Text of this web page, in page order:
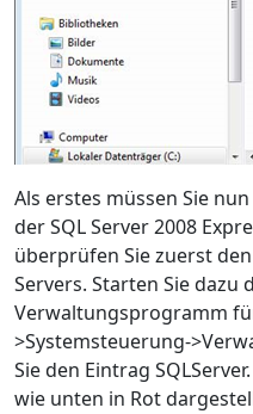
Als erstes müssen Sie
der SQL Server 2008
überprüfen Sie zuerst
Servers. Starten Sie dazu
Verwaltungsprogramm
>Systemsteuerung-
Sie den Eintrag
wie unten in Rot